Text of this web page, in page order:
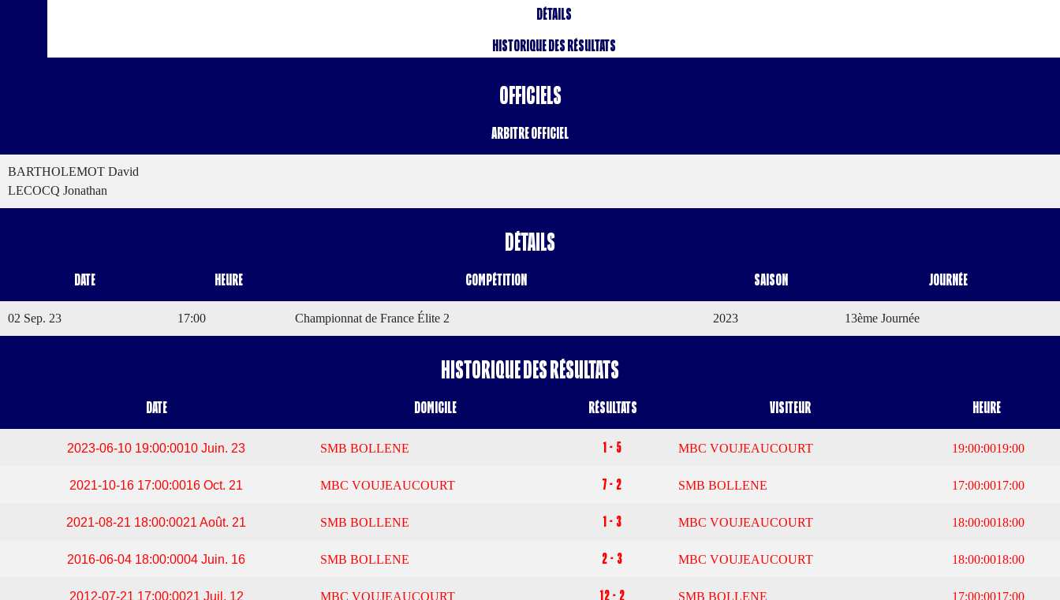
Détails
Historique des résultats
Officiels
Arbitre Officiel
BARTHOLEMOT David
LECOCQ Jonathan
Détails
Date Heure Compétition Saison Journée
02 Sep. 23 17:00 Championnat de France Élite 2 2023 13ème Journée
Historique des résultats
Date Domicile Résultats Visiteur Heure
2023-06-10 19:00:0010 Juin. 23 SMB BOLLENE 1 - 5 MBC VOUJEAUCOURT 19:00:0019:00
2021-10-16 17:00:0016 Oct. 21 MBC VOUJEAUCOURT 7 - 2 SMB BOLLENE 17:00:0017:00
2021-08-21 18:00:0021 Août. 21 SMB BOLLENE 1 - 3 MBC VOUJEAUCOURT 18:00:0018:00
2016-06-04 18:00:0004 Juin. 16 SMB BOLLENE 2 - 3 MBC VOUJEAUCOURT 18:00:0018:00
2012-07-21 17:00:0021 Juil. 12 MBC VOUJEAUCOURT 12 - 2 SMB BOLLENE 17:00:0017:00